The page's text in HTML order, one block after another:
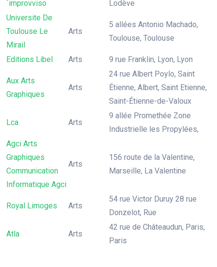
´improvviso
Lodève
Universite De
Toulouse Le
Mirail
Arts
5 allées Antonio Machado,
Toulouse, Toulouse
Editions Libel Arts 9 rue Franklin, Lyon, Lyon
Aux Arts
Graphiques
Arts
24 rue Albert Poylo, Saint
Étienne, Albert, Saint Etienne,
Saint-Étienne-de-Valoux
Lca Arts
9 allée Promethée Zone
Industrielle les Propylées,
Agci Arts
Graphiques
Communication
Informatique Agci
Arts
156 route de la Valentine,
Marseille, La Valentine
Royal Limoges Arts
54 rue Victor Duruy 28 rue
Donzelot, Rue
Atla Arts
42 rue de Châteaudun, Paris,
Paris